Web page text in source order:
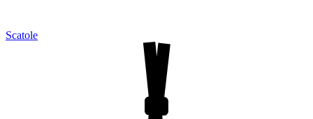
Scatole